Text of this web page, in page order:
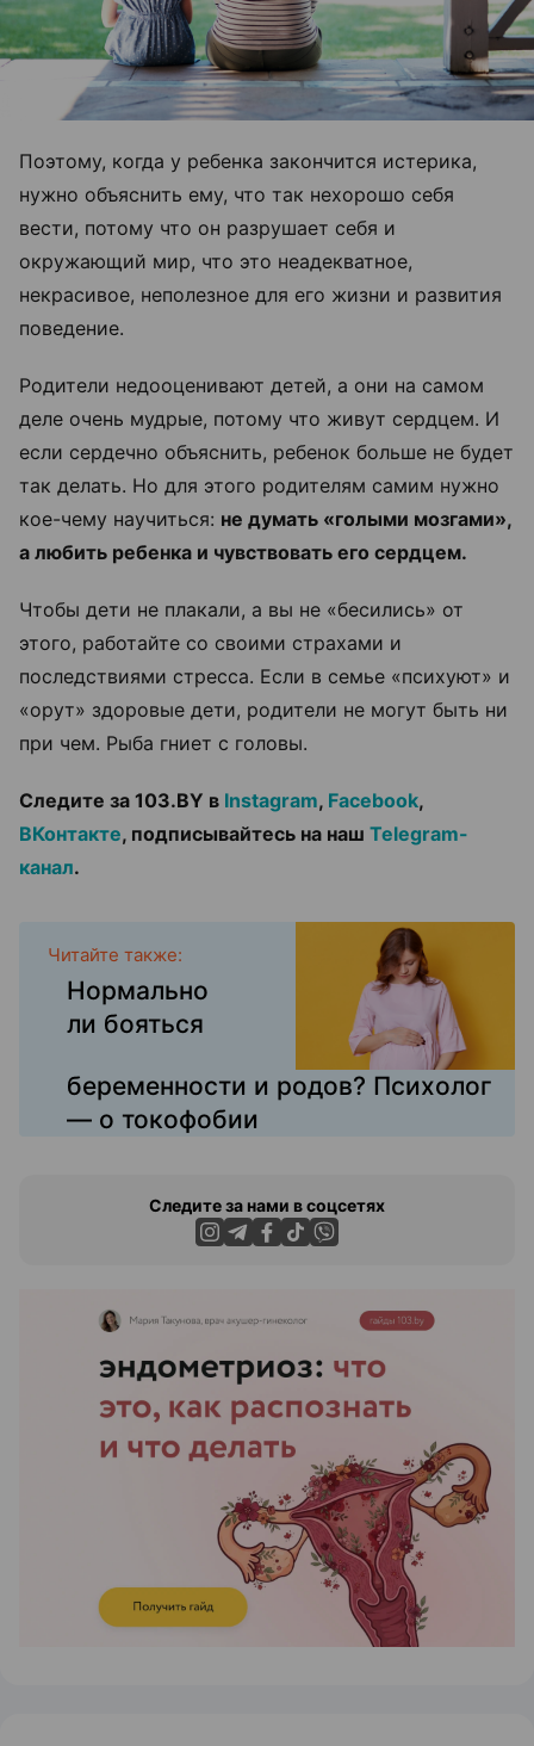
Поэтому, когда у ребенка закончится истерика,
нужно объяснить ему, что так нехорошо себя
вести, потому что он разрушает себя и
окружающий мир, что это неадекватное,
некрасивое, неполезное для его жизни и развития
поведение.
Родители недооценивают детей, а они на самом
деле очень мудрые, потому что живут сердцем. И
если сердечно объяснить, ребенок больше не будет
так делать. Но для этого родителям самим нужно
кое-чему научиться: не думать «голыми мозгами»,
а любить ребенка и чувствовать его сердцем.
Чтобы дети не плакали, а вы не «бесились» от
этого, работайте со своими страхами и
последствиями стресса. Если в семье «психуют» и
«орут» здоровые дети, родители не могут быть ни
при чем. Рыба гниет с головы.
Следите за 103.BY в Instagram, Facebook,
ВКонтакте, подписывайтесь на наш Telegram-
канал.
Читайте также:
Нормально
ли бояться
беременности и родов? Психолог
— о токофобии
Следите за нами в соцсетях
ЭФФЕКТИВНАЯ РЕКЛАМА НА САЙТЕ